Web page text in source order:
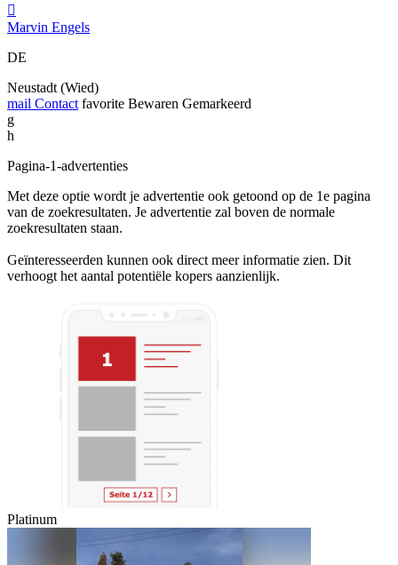

Marvin Engels
DE
Neustadt (Wied)
mail Contact favorite Bewaren Gemarkeerd
g
h
Pagina-1-advertenties
Met deze optie wordt je advertentie ook getoond op de 1e pagina
van de zoekresultaten. Je advertentie zal boven de normale
zoekresultaten staan.
Geïnteresseerden kunnen ook direct meer informatie zien. Dit
verhoogt het aantal potentiële kopers aanzienlijk.
Platinum